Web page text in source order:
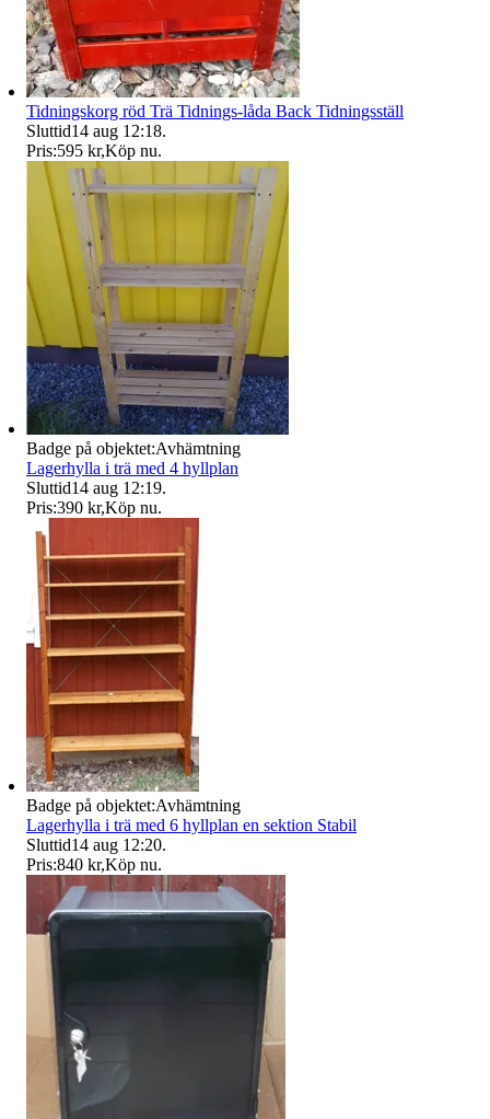
Tidningskorg röd Trä Tidnings-låda Back Tidningsställ
Sluttid14 aug 12:18.
Pris:595 kr,Köp nu.
Badge på objektet:Avhämtning
Lagerhylla i trä med 4 hyllplan
Sluttid14 aug 12:19.
Pris:390 kr,Köp nu.
Badge på objektet:Avhämtning
Lagerhylla i trä med 6 hyllplan en sektion Stabil
Sluttid14 aug 12:20.
Pris:840 kr,Köp nu.